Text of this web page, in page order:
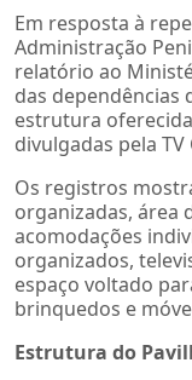
Em resposta à
Administração
relatório ao
das dependências
estrutura
divulgadas pela TV
Os registros
organizadas, área
acomodações
organizados,
espaço voltado
brinquedos e
Estrutura do